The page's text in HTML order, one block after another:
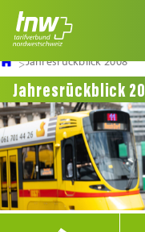
Jahresrückblick 2008
Jahresrückblick